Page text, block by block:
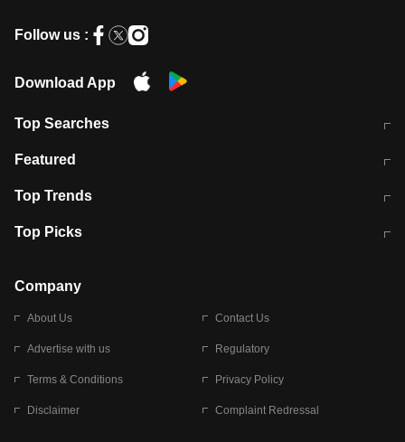
Follow us :
Download App
Top Searches
मुंबई में लगे 'जेन जी' के पोस्टर, लिखा- 'मैं
Featured
10 अगस्त को विधानसभा का घेराव करेंगे
Top Trends
RBI का नया नियम: अब बैंकों को अपनी सभी
Top Picks
बारिश की चेतावनी
Company
About Us Contact Us
Advertise with us Regulatory
Terms & Conditions Privacy Policy
Disclaimer Complaint Redressal